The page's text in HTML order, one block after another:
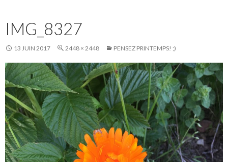
IMG_8327
13 JUIN 2017 2448 × 2448 PENSEZ PRINTEMPS! ;)